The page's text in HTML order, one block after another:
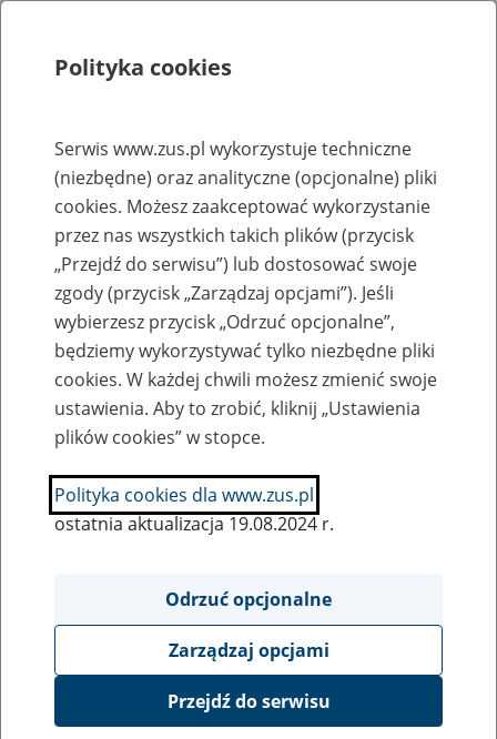
Rejestry, ewidencje i archiwa
Baza zlikwidowanych lub
przekształconych zakładów pracy
Nazwa zakładu pracy:
SZUKAJ
Ukryj wszystkie pozycje bazy
I-Metria S.A. Warszawa, ul.
Polityka cookies
Serwis www.zus.pl wykorzystuje techniczne
(niezbędne) oraz analityczne (opcjonalne) pliki
cookies. Możesz zaakceptować wykorzystanie
przez nas wszystkich takich plików (przycisk
„Przejdź do serwisu”) lub dostosować swoje
zgody (przycisk „Zarządzaj opcjami”). Jeśli
wybierzesz przycisk „Odrzuć opcjonalne”,
będziemy wykorzystywać tylko niezbędne pliki
cookies. W każdej chwili możesz zmienić swoje
ustawienia. Aby to zrobić, kliknij „Ustawienia
plików cookies” w stopce.
Polityka cookies dla www.zus.pl
ostatnia aktualizacja 19.08.2024 r.
Odrzuć opcjonalne
Zarządzaj opcjami
Przejdź do serwisu